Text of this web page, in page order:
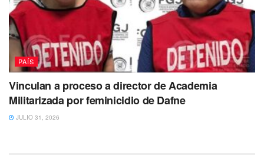
PAÍS
Vinculan a proceso a director de Academia
Militarizada por feminicidio de Dafne
JULIO 31, 2026